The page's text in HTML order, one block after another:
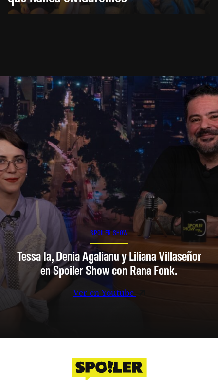
SPOILER SHOW
Tessa Ia, Denia Agalianu y Liliana Villaseñor
en Spoiler Show con Rana Fonk.
Ver en Youtube